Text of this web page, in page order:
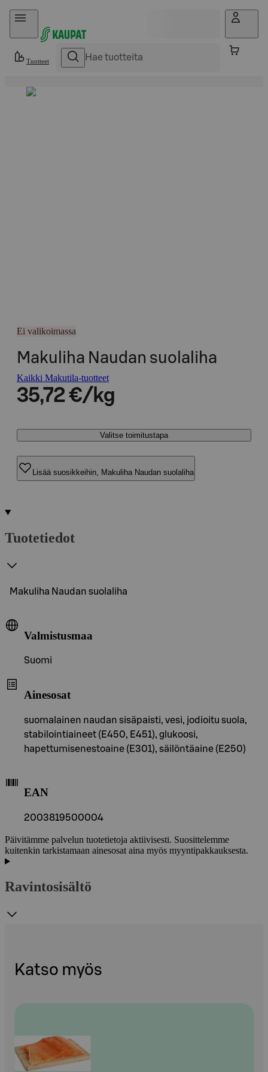
Hyppää sisältöön
Tuotteet
Ei valikoimassa
Makuliha Naudan suolaliha
Kaikki Makutila-tuotteet
35,72 €/kg
Valitse toimitustapa
Lisää suosikkeihin, Makuliha Naudan suolaliha
Tuotetiedot
Makuliha Naudan suolaliha
Valmistusmaa
Suomi
Ainesosat
suomalainen naudan sisäpaisti, vesi, jodioitu suola,
stabilointiaineet (E450, E451), glukoosi,
hapettumisenestoaine (E301), säilöntäaine (E250)
EAN
2003819500004
Päivitämme palvelun tuotetietoja aktiivisesti. Suosittelemme
kuitenkin tarkistamaan ainesosat aina myös myyntipakkauksesta.
Ravintosisältö
Katso myös